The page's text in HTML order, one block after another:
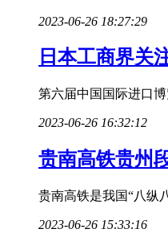
2023-06-26 18:27:29
日本工商界关
第六届中国国际进口
2023-06-26 16:32:12
贵南高铁贵州
贵南高铁是我国“八纵
2023-06-26 15:33:16